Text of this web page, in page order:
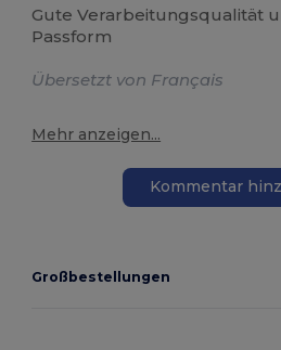
Gute Verarbeitungsqualität
Passform
Übersetzt von Français
Mehr anzeigen...
Kommentar
Großbestellungen